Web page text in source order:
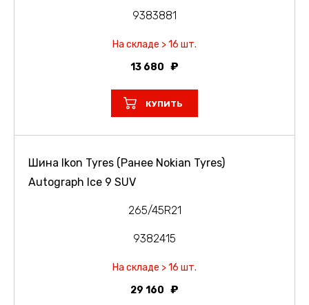
9383881
На складе > 16 шт.
13 680
КУПИТЬ
Шина Ikon Tyres (Ранее Nokian Tyres)
Autograph Ice 9 SUV
265/45R21
9382415
На складе > 16 шт.
29 160